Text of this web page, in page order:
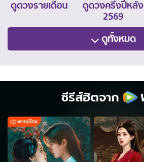
ดูดวงรายเดือน
ดูดวงครึ่งปีหลัง
2569
ดูทั้งหมด
ซีรีส์ฮิตจาก